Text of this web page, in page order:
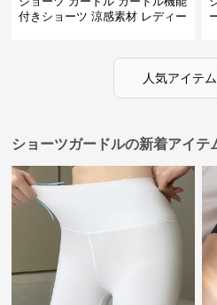
付きショーツ 涼感素材 レディー
人気アイテ
ショーツガードルの新着アイテ